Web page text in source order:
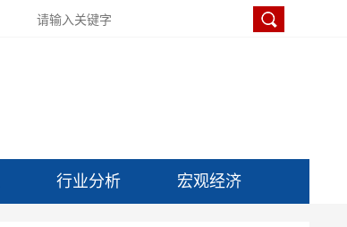
行业分析 宏观经济